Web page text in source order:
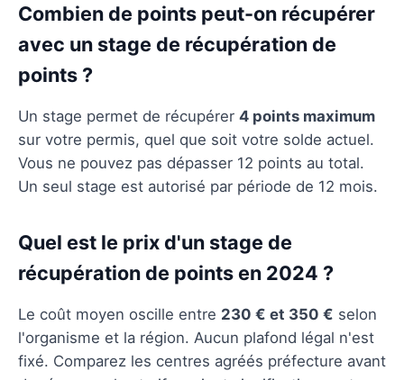
Combien de points peut-on récupérer
avec un stage de récupération de
points ?
Un stage permet de récupérer 4 points maximum
sur votre permis, quel que soit votre solde actuel.
Vous ne pouvez pas dépasser 12 points au total.
Un seul stage est autorisé par période de 12 mois.
Quel est le prix d'un stage de
récupération de points en 2024 ?
Le coût moyen oscille entre 230 € et 350 € selon
l'organisme et la région. Aucun plafond légal n'est
fixé. Comparez les centres agréés préfecture avant